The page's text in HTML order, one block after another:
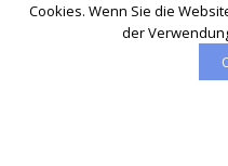
Cookies. Wenn Sie die
der